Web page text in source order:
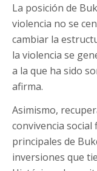
La posición de
violencia no se
cambiar la
la violencia se
a la que ha sido
afirma.
Asimismo,
convivencia
principales de
inversiones que